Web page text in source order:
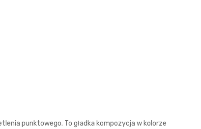
punktowego. To gładka kompozycja w kolorze